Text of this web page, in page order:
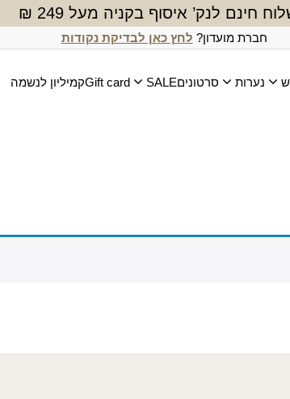
חינם לנק’ איסוף בקניה מעל 249 ₪
חברת מועדון? לחץ כאן לבדיקת נקודות
נערות סרטוניםSALE
Gift cardקמיליון לנשמה